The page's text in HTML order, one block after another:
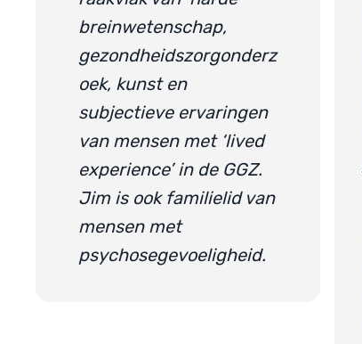
breinwetenschap,
gezondheidszorgonderz
oek, kunst en
subjectieve ervaringen
van mensen met ‘lived
experience’ in de GGZ.
Jim is ook familielid van
mensen met
psychosegevoeligheid.